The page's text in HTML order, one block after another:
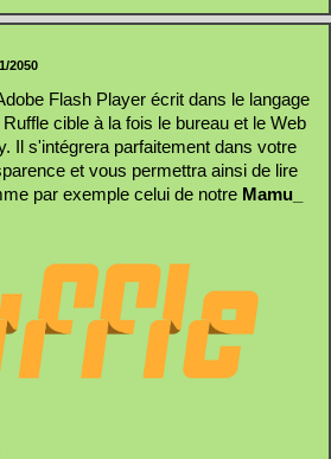
2050
Flash Player écrit dans le langage
cible à la fois le bureau et le Web
Il s'intégrera parfaitement dans votre
et vous permettra ainsi de lire
par exemple celui de notre Mamu_